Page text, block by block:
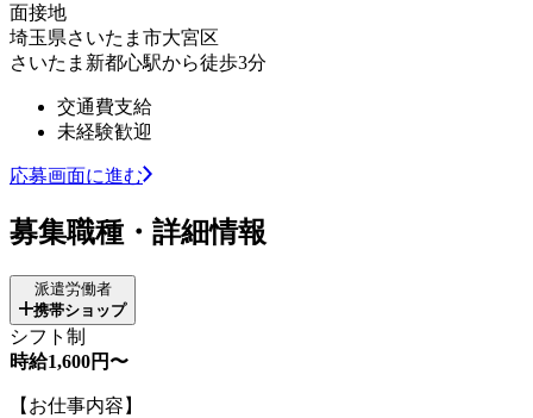
面接地
埼玉県さいたま市大宮区
さいたま新都心駅から徒歩3分
交通費支給
未経験歓迎
応募画面に進む
募集職種・詳細情報
派遣労働者
携帯ショップ
シフト制
時給1,600円〜
【お仕事内容】